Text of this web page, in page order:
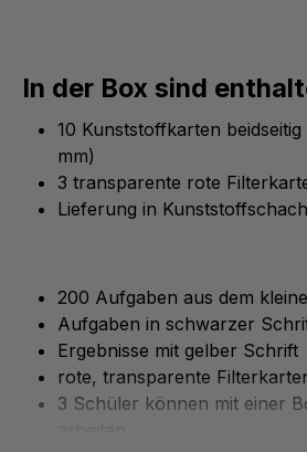
In der Box sind
10 Kunststoffkarten
mm)
3 transparente rote
Lieferung in
200 Aufgaben aus dem
Aufgaben in schwarzer
Ergebnisse mit gelber Schrift
rote, transparente
3 Schüler können mit einer